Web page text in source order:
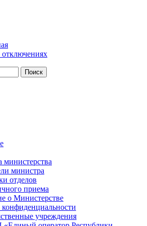
министерства
министра
отделов
приема
о Министерстве
учреждения